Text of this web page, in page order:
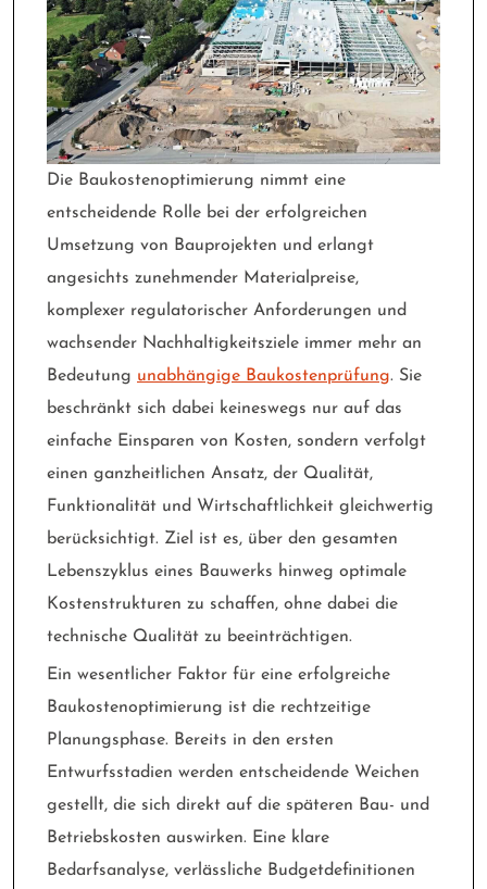
Die Baukostenoptimierung nimmt eine
entscheidende Rolle bei der erfolgreichen
Umsetzung von Bauprojekten und erlangt
angesichts zunehmender Materialpreise,
komplexer regulatorischer Anforderungen und
wachsender Nachhaltigkeitsziele immer mehr an
Bedeutung unabhängige Baukostenprüfung. Sie
beschränkt sich dabei keineswegs nur auf das
einfache Einsparen von Kosten, sondern verfolgt
einen ganzheitlichen Ansatz, der Qualität,
Funktionalität und Wirtschaftlichkeit gleichwertig
berücksichtigt. Ziel ist es, über den gesamten
Lebenszyklus eines Bauwerks hinweg optimale
Kostenstrukturen zu schaffen, ohne dabei die
technische Qualität zu beeinträchtigen.
Ein wesentlicher Faktor für eine erfolgreiche
Baukostenoptimierung ist die rechtzeitige
Planungsphase. Bereits in den ersten
Entwurfsstadien werden entscheidende Weichen
gestellt, die sich direkt auf die späteren Bau- und
Betriebskosten auswirken. Eine klare
Bedarfsanalyse, verlässliche Budgetdefinitionen